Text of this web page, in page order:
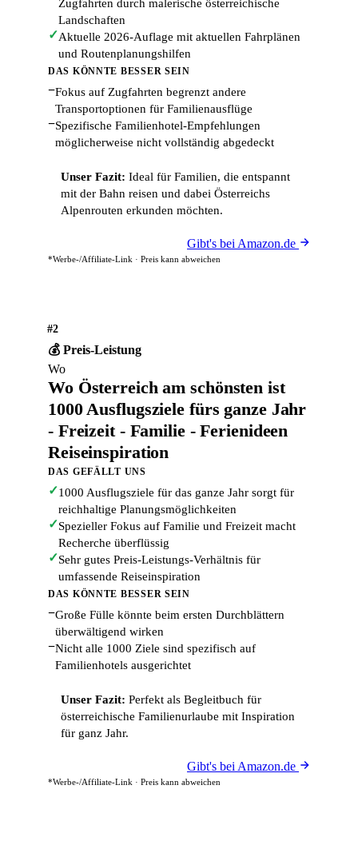
Zugfahrten durch malerische österreichische
Landschaften
✓Aktuelle 2026-Auflage mit aktuellen Fahrplänen
und Routenplanungshilfen
DAS KÖNNTE BESSER SEIN
−Fokus auf Zugfahrten begrenzt andere
Transportoptionen für Familienausflüge
−Spezifische Familienhotel-Empfehlungen
möglicherweise nicht vollständig abgedeckt
Unser Fazit: Ideal für Familien, die entspannt
mit der Bahn reisen und dabei Österreichs
Alpenrouten erkunden möchten.
Gibt's bei Amazon.de
*Werbe-/Affiliate-Link · Preis kann abweichen
#2
💰 Preis-Leistung
Wo
Wo Österreich am schönsten ist
1000 Ausflugsziele fürs ganze Jahr
- Freizeit - Familie - Ferienideen
Reiseinspiration
DAS GEFÄLLT UNS
✓1000 Ausflugsziele für das ganze Jahr sorgt für
reichhaltige Planungsmöglichkeiten
✓Spezieller Fokus auf Familie und Freizeit macht
Recherche überflüssig
✓Sehr gutes Preis-Leistungs-Verhältnis für
umfassende Reiseinspiration
DAS KÖNNTE BESSER SEIN
−Große Fülle könnte beim ersten Durchblättern
überwältigend wirken
−Nicht alle 1000 Ziele sind spezifisch auf
Familienhotels ausgerichtet
Unser Fazit: Perfekt als Begleitbuch für
österreichische Familienurlaube mit Inspiration
für ganz Jahr.
Gibt's bei Amazon.de
*Werbe-/Affiliate-Link · Preis kann abweichen